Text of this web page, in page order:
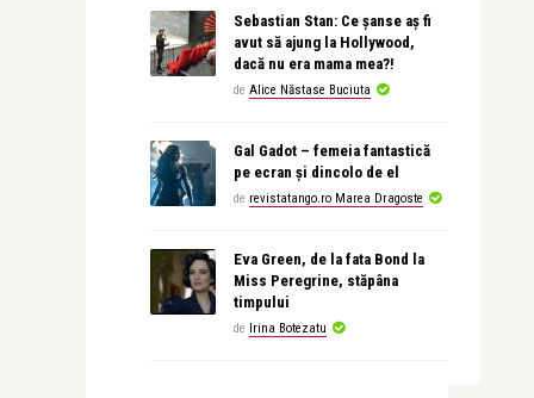
Sebastian Stan: Ce șanse aș fi
avut să ajung la Hollywood,
dacă nu era mama mea?!
de Alice Năstase Buciuta
Gal Gadot – femeia fantastică
pe ecran și dincolo de el
de revistatango.ro Marea Dragoste
Eva Green, de la fata Bond la
Miss Peregrine, stăpâna
timpului
de Irina Botezatu